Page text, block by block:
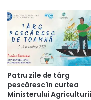
Patru zile de târg
pescăresc în curtea
Ministerului